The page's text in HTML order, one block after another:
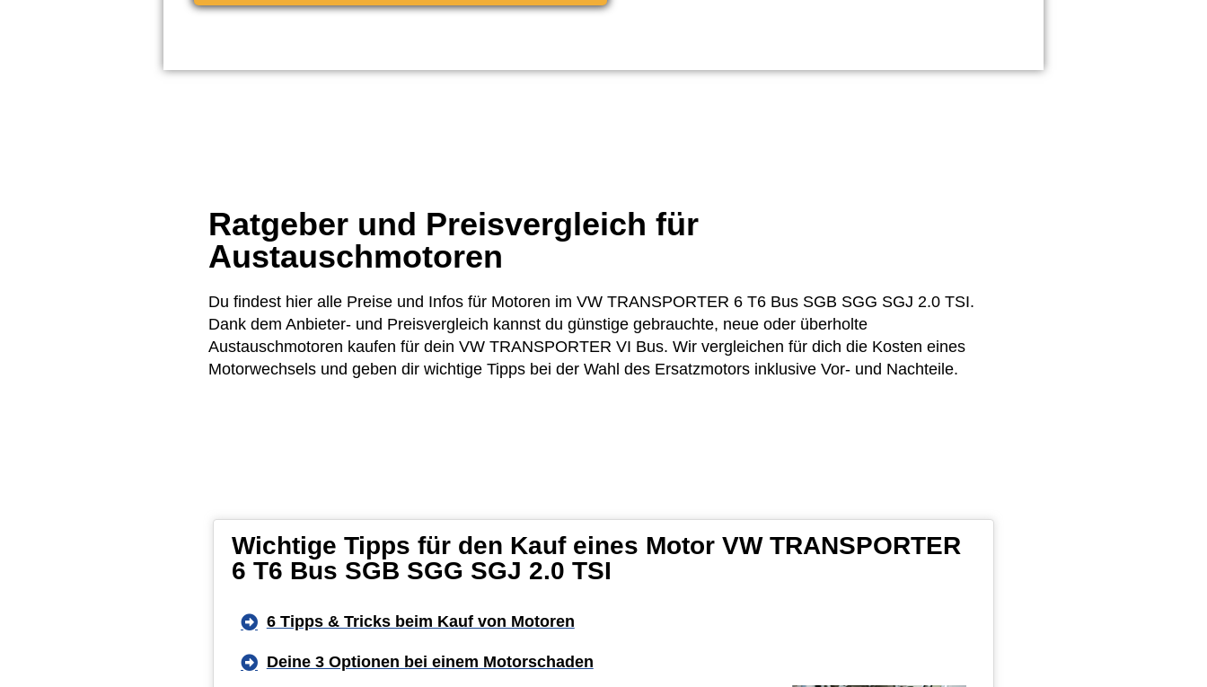
Ratgeber und Preisvergleich für
Austauschmotoren
Du findest hier alle Preise und Infos für Motoren im VW TRANSPORTER 6 T6 Bus SGB SGG SGJ 2.0 TSI.
Dank dem Anbieter- und Preisvergleich kannst du günstige gebrauchte, neue oder überholte
Austauschmotoren kaufen für dein VW TRANSPORTER VI Bus. Wir vergleichen für dich die Kosten eines
Motorwechsels und geben dir wichtige Tipps bei der Wahl des Ersatzmotors inklusive Vor- und Nachteile.
Wichtige Tipps für den Kauf eines Motor VW TRANSPORTER
6 T6 Bus SGB SGG SGJ 2.0 TSI
6 Tipps & Tricks beim Kauf von Motoren
Deine 3 Optionen bei einem Motorschaden